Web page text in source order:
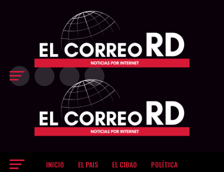
INICIO EL PAIS EL CIBAO POLÍTICA
EL CIBAO
Exit mobile version